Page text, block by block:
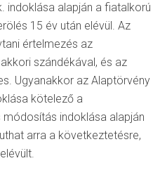
indoklása alapján a fiatalkorú
15 év után elévül. Az
értelmezés az
szándékával, és az
Ugyanakkor az Alaptörvény
kötelező a
indoklása alapján
arra a következtetésre,